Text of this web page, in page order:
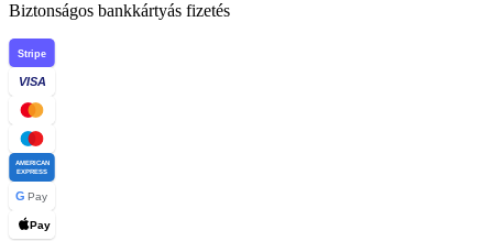
Biztonságos bankkártyás fizetés
Stripe
VISA
AMERICAN
EXPRESS
G Pay
Pay